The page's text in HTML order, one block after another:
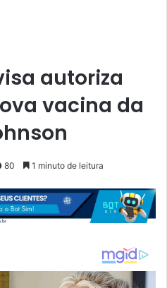
autoriza
vacina da
80 1 minuto de leitura